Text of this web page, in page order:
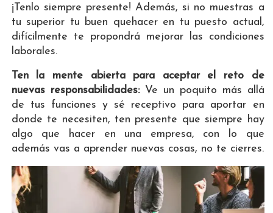
¡Tenlo siempre presente! Además, si no muestras a
tu superior tu buen quehacer en tu puesto actual,
difícilmente te propondrá mejorar las condiciones
laborales.
Ten la mente abierta para aceptar el reto de
nuevas responsabilidades: Ve un poquito más allá
de tus funciones y sé receptivo para aportar en
donde te necesiten, ten presente que siempre hay
algo que hacer en una empresa, con lo que
además vas a aprender nuevas cosas, no te cierres.